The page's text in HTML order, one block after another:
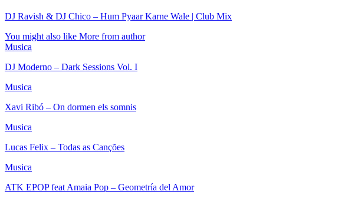
DJ Ravish & DJ Chico – Hum Pyaar Karne Wale | Club Mix
You might also like More from author
Musica
DJ Moderno – Dark Sessions Vol. I
Musica
Xavi Ribó – On dormen els somnis
Musica
Lucas Felix – Todas as Canções
Musica
ATK EPOP feat Amaia Pop – Geometría del Amor